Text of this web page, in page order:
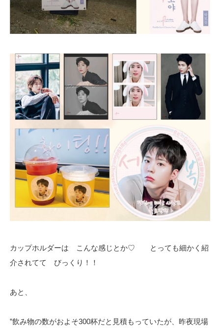
カップホルダーは こんな感じとか♡ とっても細かく紹
介されてて びっくり！！
あと、
”飲み物の数がおよそ300杯だと見積もっていたが、昨夜現場